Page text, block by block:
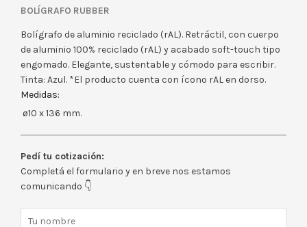
BOLÍGRAFO RUBBER
Bolígrafo de aluminio reciclado (rAL). Retráctil, con cuerpo
de aluminio 100% reciclado (rAL) y acabado soft-touch tipo
engomado. Elegante, sustentable y cómodo para escribir.
Tinta: Azul. *El producto cuenta con ícono rAL en dorso.
Medidas:
ø10 x 136 mm.
Pedí tu cotización:
Completá el formulario y en breve nos estamos
comunicando 👇